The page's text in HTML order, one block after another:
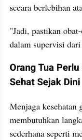
secara berlebihan
"Jadi, pastikan
dalam supervisi
Orang Tua
Sehat Sejak Dini
Menjaga
membutuhkan
sederhana seperti